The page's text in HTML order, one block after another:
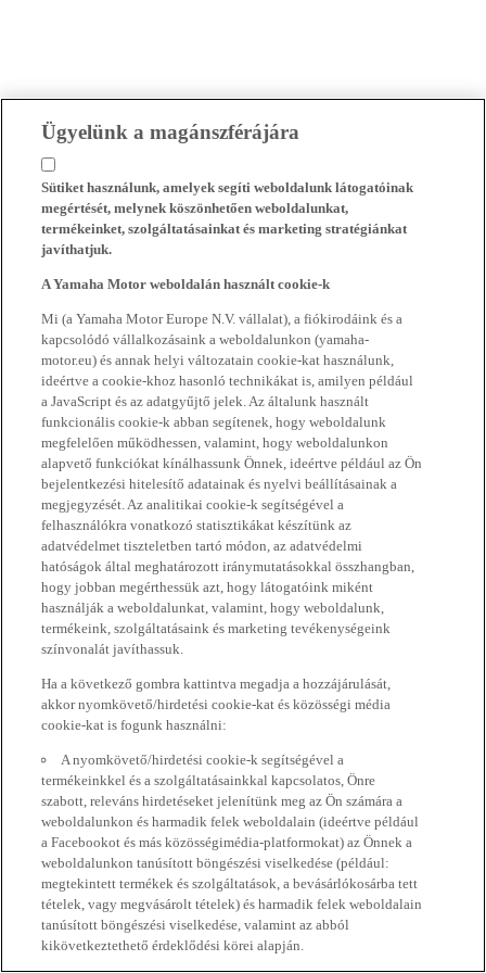
Ügyelünk a magánszférájára
Sütiket használunk, amelyek segíti weboldalunk látogatóinak
megértését, melynek köszönhetően weboldalunkat,
termékeinket, szolgáltatásainkat és marketing stratégiánkat
javíthatjuk.
A Yamaha Motor weboldalán használt cookie-k
Mi (a Yamaha Motor Europe N.V. vállalat), a fiókirodáink és a
kapcsolódó vállalkozásaink a weboldalunkon (yamaha-
motor.eu) és annak helyi változatain cookie-kat használunk,
ideértve a cookie-khoz hasonló technikákat is, amilyen például
a JavaScript és az adatgyűjtő jelek. Az általunk használt
funkcionális cookie-k abban segítenek, hogy weboldalunk
megfelelően működhessen, valamint, hogy weboldalunkon
alapvető funkciókat kínálhassunk Önnek, ideértve például az Ön
bejelentkezési hitelesítő adatainak és nyelvi beállításainak a
megjegyzését. Az analitikai cookie-k segítségével a
felhasználókra vonatkozó statisztikákat készítünk az
adatvédelmet tiszteletben tartó módon, az adatvédelmi
hatóságok által meghatározott iránymutatásokkal összhangban,
hogy jobban megérthessük azt, hogy látogatóink miként
használják a weboldalunkat, valamint, hogy weboldalunk,
termékeink, szolgáltatásaink és marketing tevékenységeink
színvonalát javíthassuk.
Ha a következő gombra kattintva megadja a hozzájárulását,
akkor nyomkövető/hirdetési cookie-kat és közösségi média
cookie-kat is fogunk használni:
A nyomkövető/hirdetési cookie-k segítségével a
termékeinkkel és a szolgáltatásainkkal kapcsolatos, Önre
szabott, releváns hirdetéseket jelenítünk meg az Ön számára a
weboldalunkon és harmadik felek weboldalain (ideértve például
a Facebookot és más közösségimédia-platformokat) az Önnek a
weboldalunkon tanúsított böngészési viselkedése (például:
megtekintett termékek és szolgáltatások, a bevásárlókosárba tett
tételek, vagy megvásárolt tételek) és harmadik felek weboldalain
tanúsított böngészési viselkedése, valamint az abból
kikövetkeztethető érdeklődési körei alapján.